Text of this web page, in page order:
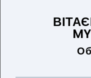
Для собак
Виберіть